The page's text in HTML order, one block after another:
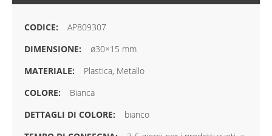
AP809307
ø30×15 mm
Plastica, Metallo
Bianca
bianco